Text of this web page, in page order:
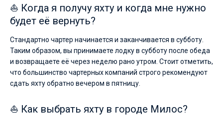
как
для
любителей
спокойного
отдыха,
так
и
для
которые
⛵ Когда я получу яхту и когда мне нужно
будет её вернуть?
Стандартно чартер начинается и заканчивается в субботу.
Таким образом, вы принимаете лодку в субботу после обеда
и возвращаете её через неделю рано утром. Стоит отметить,
что большинство чартерных компаний строго рекомендуют
сдать яхту обратно вечером в пятницу.
⛵ Как выбрать яхту в городе Милос?